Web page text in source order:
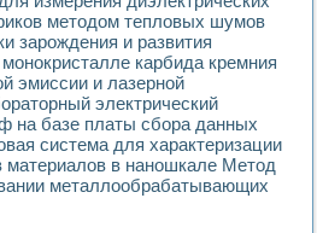
методом тепловых шумов
зарождения и развития
карбида кремния
эмиссии и лазерной
электрический
на базе платы сбора данных
система для характеризации
материалов в наношкале Метод
металлообрабатывающих